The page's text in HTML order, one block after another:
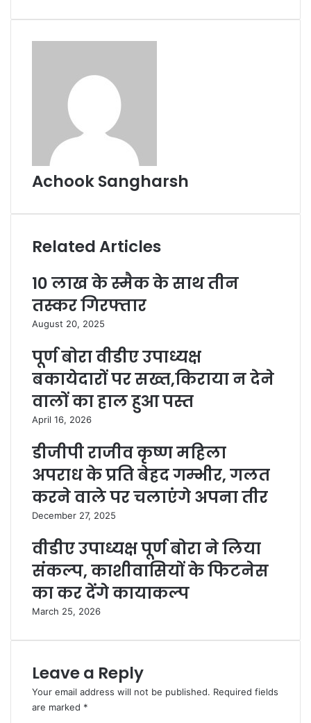
Email
Achook Sangharsh
Related Articles
10 लाख के स्मैक के साथ तीन
तस्कर गिरफ्तार
August 20, 2025
पूर्ण बोरा वीडीए उपाध्यक्ष
बकायेदारों पर सख्त,किराया न देने
वालों का हाल हुआ पस्त
April 16, 2026
डीजीपी राजीव कृष्ण महिला
अपराध के प्रति बेहद गम्भीर, गलत
करने वाले पर चलाएंगे अपना तीर
December 27, 2025
वीडीए उपाध्यक्ष पूर्ण बोरा ने लिया
संकल्प, काशीवासियों के फिटनेस
का कर देंगे कायाकल्प
March 25, 2026
Leave a Reply
Your email address will not be published. Required fields
are marked *